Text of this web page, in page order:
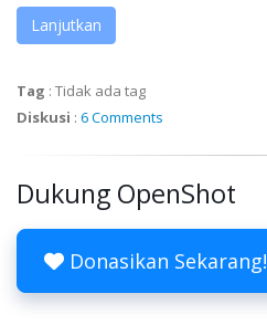
Lanjutkan
Tag : Tidak ada tag
Diskusi : 6 Comments
Dukung OpenShot
Donasikan Sekarang!